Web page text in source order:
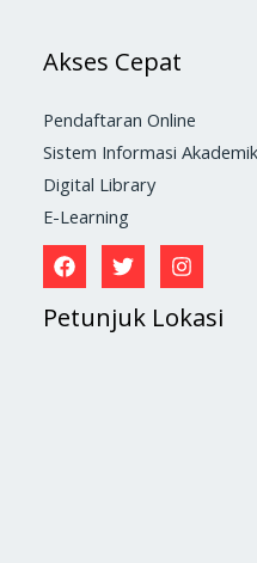
Akses Cepat
Pendaftaran Online
Sistem Informasi Akademik
Digital Library
E-Learning
Petunjuk Lokasi